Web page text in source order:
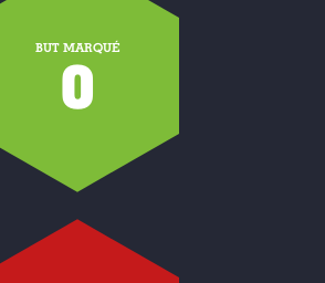
BUT MARQUÉ
0